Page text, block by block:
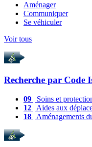
Aménager
Communiquer
Se véhiculer
Voir tous
Recherche par Code
09 | Soins et
12 | Aides aux
18 | Aménagements